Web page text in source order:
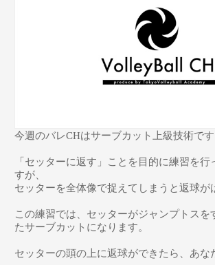
今週のバレCHはサーブカット上級技術で
「セッターに返す」ことを目的に練習を行
すが、
セッターを全体像で捉えてしまうと返球が
この練習では、セッターがジャンプトスを
たサーブカットになります。
セッターの頭の上に返球ができたら、あな